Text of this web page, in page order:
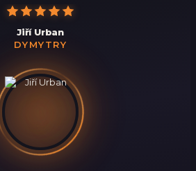
Jiří Urban
DYMYTRY